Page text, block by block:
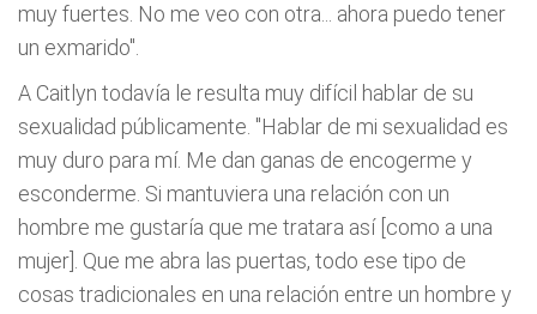
muy fuertes. No me veo con otra... ahora puedo tener
un exmarido".
A Caitlyn todavía le resulta muy difícil hablar de su
sexualidad públicamente. "Hablar de mi sexualidad es
muy duro para mí. Me dan ganas de encogerme y
esconderme. Si mantuviera una relación con un
hombre me gustaría que me tratara así [como a una
mujer]. Que me abra las puertas, todo ese tipo de
cosas tradicionales en una relación entre un hombre y